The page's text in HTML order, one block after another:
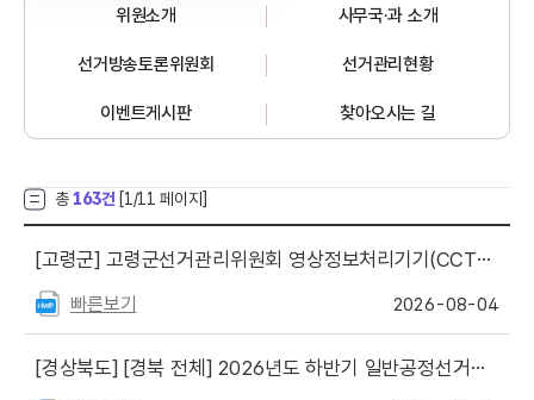
위원소개 사무국·과 소개
선거방송토론위원회 선거관리현황
이벤트게시판 찾아오시는 길
총 163건 [1 /11 페이지]
[고령군] 고령군선거관리위원회 영상정보처리기기(CCTV) 운영·관리 현행화
빠른보기 2026-08-04
[경상북도] [경북 전체] 2026년도 하반기 일반공정선거지원단 최종합격자 등 공고